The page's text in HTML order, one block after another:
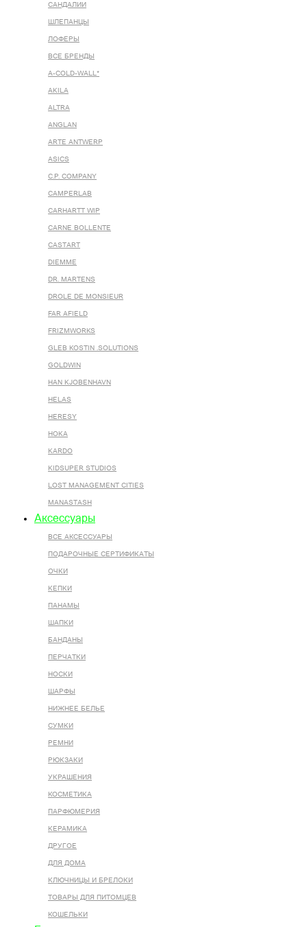
САНДАЛИИ
ШЛЕПАНЦЫ
ЛОФЕРЫ
ВСЕ БРЕНДЫ
A-COLD-WALL*
AKILA
ALTRA
ANGLAN
ARTE ANTWERP
ASICS
C.P. COMPANY
CAMPERLAB
CARHARTT WIP
CARNE BOLLENTE
CASTART
DIEMME
DR. MARTENS
DROLE DE MONSIEUR
FAR AFIELD
FRIZMWORKS
GLEB KOSTIN .SOLUTIONS
GOLDWIN
HAN KJOBENHAVN
HELAS
HERESY
HOKA
KARDO
KIDSUPER STUDIOS
LOST MANAGEMENT CITIES
MANASTASH
Аксессуары
ВСЕ AКСЕССУАРЫ
ПОДАРОЧНЫЕ СЕРТИФИКАТЫ
ОЧКИ
КЕПКИ
ПАНАМЫ
ШАПКИ
БАНДАНЫ
ПЕРЧАТКИ
НОСКИ
ШАРФЫ
НИЖНЕЕ БЕЛЬЕ
СУМКИ
РЕМНИ
РЮКЗАКИ
УКРАШЕНИЯ
КОСМЕТИКА
ПАРФЮМЕРИЯ
КЕРАМИКА
ДРУГОЕ
ДЛЯ ДОМА
КЛЮЧНИЦЫ И БРЕЛОКИ
ТОВАРЫ ДЛЯ ПИТОМЦЕВ
КОШЕЛЬКИ